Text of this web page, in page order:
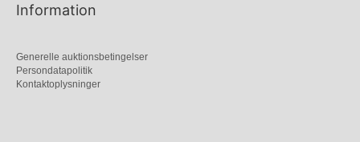
Information
Generelle auktionsbetingelser
Persondatapolitik
Kontaktoplysninger